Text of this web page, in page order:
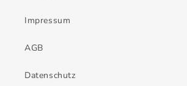
Impressum
AGB
Datenschutz